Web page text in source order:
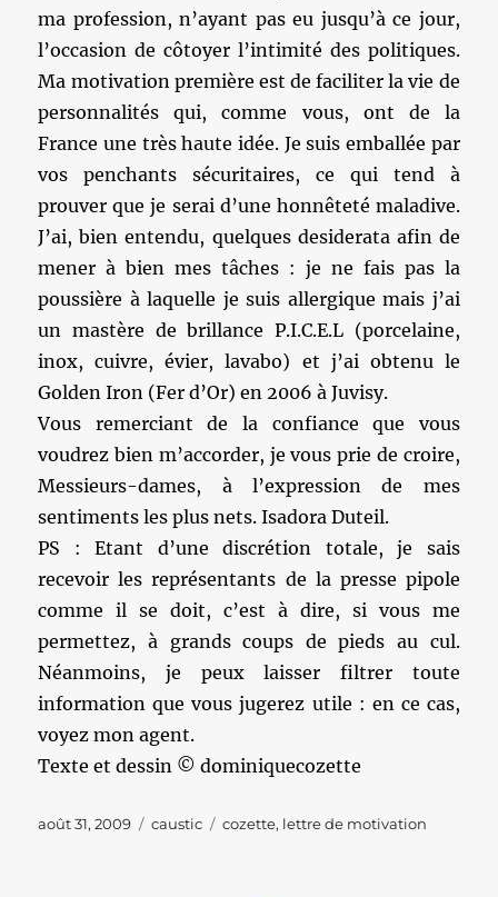
ma profession, n’ayant pas eu jusqu’à ce jour,
l’occasion de côtoyer l’intimité des politiques.
Ma motivation première est de faciliter la vie de
personnalités qui, comme vous, ont de la
France une très haute idée. Je suis emballée par
vos penchants sécuritaires, ce qui tend à
prouver que je serai d’une honnêteté maladive.
J’ai, bien entendu, quelques desiderata afin de
mener à bien mes tâches : je ne fais pas la
poussière à laquelle je suis allergique mais j’ai
un mastère de brillance P.I.C.E.L (porcelaine,
inox, cuivre, évier, lavabo) et j’ai obtenu le
Golden Iron (Fer d’Or) en 2006 à Juvisy.
Vous remerciant de la confiance que vous
voudrez bien m’accorder, je vous prie de croire,
Messieurs-dames, à l’expression de mes
sentiments les plus nets. Isadora Duteil.
PS : Etant d’une discrétion totale, je sais
recevoir les représentants de la presse pipole
comme il se doit, c’est à dire, si vous me
permettez, à grands coups de pieds au cul.
Néanmoins, je peux laisser filtrer toute
information que vous jugerez utile : en ce cas,
voyez mon agent.
Texte et dessin © dominiquecozette
Publié
août 31, 2009 Catégories
caustic Étiquettes
cozette, lettre de motivation